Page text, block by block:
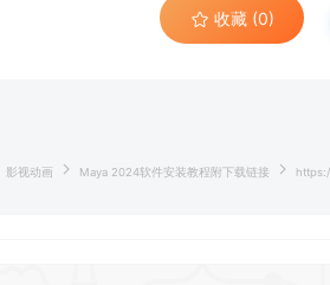
收藏 (0)
影视动画 Maya 2024软件安装教程附下载链接